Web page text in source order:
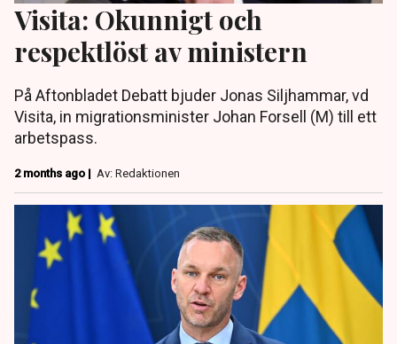
Visita: Okunnigt och
respektlöst av ministern
På Aftonbladet Debatt bjuder Jonas Siljhammar, vd
Visita, in migrationsminister Johan Forsell (M) till ett
arbetspass.
2 months ago | Av: Redaktionen